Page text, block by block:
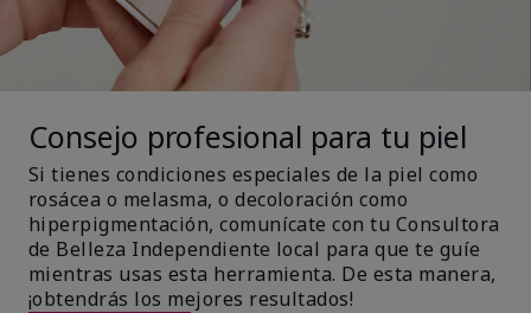
Consejo profesional para tu piel
Si tienes condiciones especiales de la piel como
rosácea o melasma, o decoloración como
hiperpigmentación, comunícate con tu Consultora
de Belleza Independiente local para que te guíe
mientras usas esta herramienta. De esta manera,
¡obtendrás los mejores resultados!